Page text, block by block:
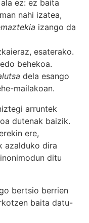
ez: ez baita
nahi izatea,
izango da
esaterako.
behekoa.
dela esango
mailakoan.
arruntek
dutenak baizik.
ere,
azalduko dira
ditu
bertsio berrien
baita datu-